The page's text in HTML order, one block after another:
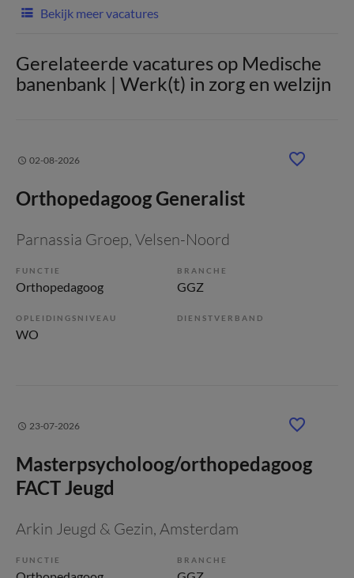
Bekijk meer vacatures
Gerelateerde vacatures op Medische
banenbank | Werk(t) in zorg en welzijn
02-08-2026
Orthopedagoog Generalist
Parnassia Groep, Velsen-Noord
FUNCTIE
Orthopedagoog
BRANCHE
GGZ
OPLEIDINGSNIVEAU
WO
DIENSTVERBAND
23-07-2026
Masterpsycholoog/orthopedagoog
FACT Jeugd
Arkin Jeugd & Gezin, Amsterdam
FUNCTIE BRANCHE